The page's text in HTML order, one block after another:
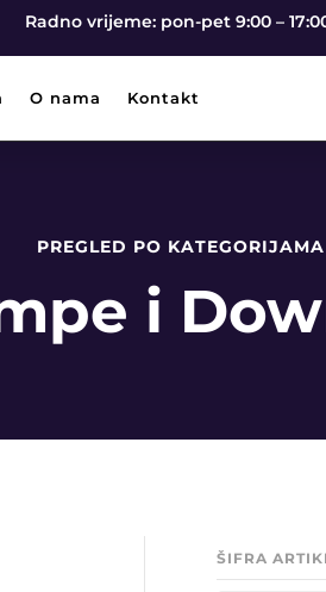
Radno vrijeme: pon-pet 9:00 –
O nama Kontakt
PREGLED PO KATEGORIJAMA
i
ŠIFRA